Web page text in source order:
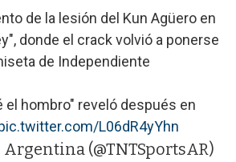
de la lesión del Kun Agüero en
donde el crack volvió a ponerse
de Independiente
hombro" reveló después en
L06dR4yYhn
(@TNTSportsAR)